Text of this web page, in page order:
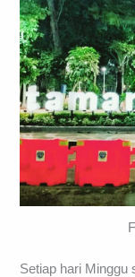
Setiap hari Minggu